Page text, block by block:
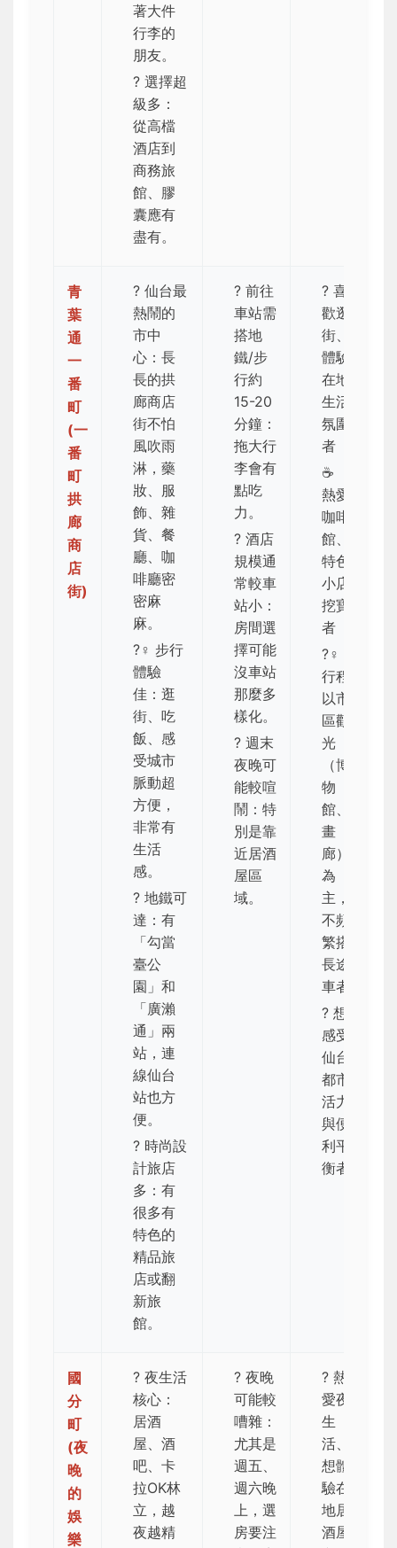
著大件
行李的
朋友。
? 選擇超
級多：
從高檔
酒店到
商務旅
館、膠
囊應有
盡有。
青
葉
通
一
番
町
(一
番
町
拱
廊
商
店
街)
?️ 仙台最
熱鬧的
市中
心 ：長
長的拱
廊商店
街不怕
風吹雨
淋，藥
妝、服
飾、雜
貨、餐
廳、咖
啡廳密
密麻
麻。
?‍♀️ 步行
體驗
佳：逛
街、吃
飯、感
受城市
脈動超
方便，
非常有
生活
感。
? 地鐵可
達：有
「勾當
臺公
園」和
「廣瀨
通」兩
站，連
線仙台
站也方
便。
? 時尚設
計旅店
多：有
很多有
特色的
精品旅
店或翻
新旅
館。
? 前往
車站需
搭地
鐵/步
行約
15-20
分鐘 ：
拖大行
李會有
點吃
力。
? 酒店
規模通
常較車
站小：
房間選
擇可能
沒車站
那麼多
樣化。
? 週末
夜晚可
能較喧
鬧 ：特
別是靠
近居酒
屋區
域。
?️ 喜
歡逛
街、
體驗
在地
生活
氛圍
者
☕
熱愛
咖啡
館、
特色
小店
挖寶
者
?‍♀️
行程
以市
區觀
光
（博
物
館、
畫
廊）
為
主，
不頻
繁搭
長途
車者
? 想
感受
仙台
都市
活力
與便
利平
衡者
國
分
町
(夜
晚
的
娛
樂
? 夜生活
核心 ：
居酒
屋、酒
吧、卡
拉OK林
立，越
夜越精
? 夜晚
可能較
嘈雜 ：
尤其是
週五、
週六晚
上，選
房要注
? 熱
愛夜
生
活、
想體
驗在
地居
酒屋